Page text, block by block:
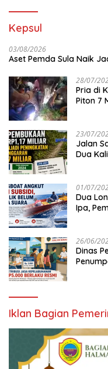
Kepsul
03/08/2026
Aset Pemda Sula Naik
28/07/
Pria di
Piton 7
23/07/
Jalan
Dua
01/07/
Dua
Ipa,
26/06/
Dinas
Iklan Bagian